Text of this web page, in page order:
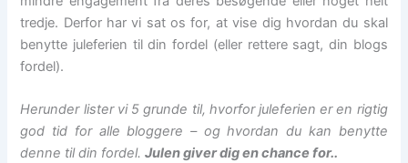
tredje. Derfor har vi sat os for, at vise dig hvordan du skal
benytte juleferien til din fordel (eller rettere sagt, din blogs
fordel).
Herunder lister vi 5 grunde til, hvorfor juleferien er en rigtig
god tid for alle bloggere – og hvordan du kan benytte
denne til din fordel.Julen giver dig en chance for..